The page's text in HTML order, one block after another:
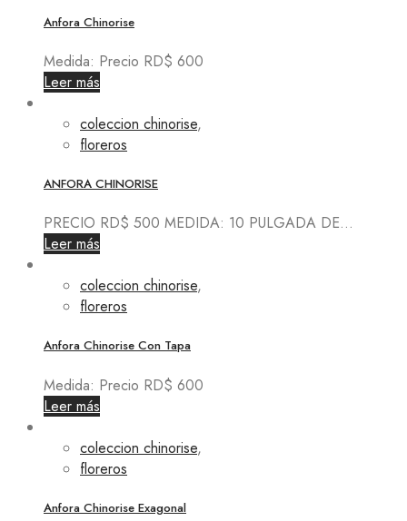
Anfora Chinorise
Medida: Precio RD$ 600
Leer más
coleccion chinorise,
floreros
ANFORA CHINORISE
PRECIO RD$ 500 MEDIDA: 10 PULGADA DE...
Leer más
coleccion chinorise,
floreros
Anfora Chinorise Con Tapa
Medida: Precio RD$ 600
Leer más
coleccion chinorise,
floreros
Anfora Chinorise Exagonal